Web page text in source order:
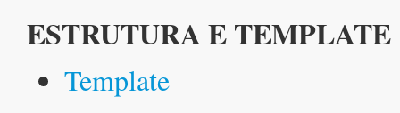
ESTRUTURA E TEMPLATE
Template